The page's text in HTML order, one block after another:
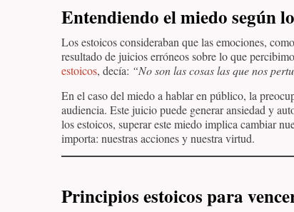
Entendiendo el miedo según
Los estoicos consideraban que las emociones,
resultado de juicios erróneos sobre lo que
estoicos, decía: “No son las cosas las que nos
En el caso del miedo a hablar en público, la
audiencia. Este juicio puede generar ansiedad y
los estoicos, superar este miedo implica cambiar
importa: nuestras acciones y nuestra virtud.
Principios estoicos para